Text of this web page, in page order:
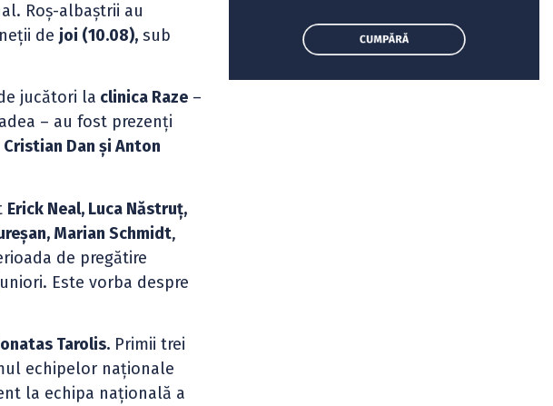
Roș-albaștrii au
de joi (10.08), sub
jucători la clinica Raze –
– au fost prezenți
Cristian Dan și Anton
Erick Neal, Luca Năstruț,
Marian Schmidt,
de pregătire
Este vorba despre
Tarolis. Primii trei
echipelor naționale
la echipa națională a